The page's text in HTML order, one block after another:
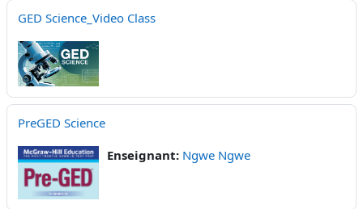
GED Science_Video Class
PreGED Science
Enseignant: Ngwe Ngwe